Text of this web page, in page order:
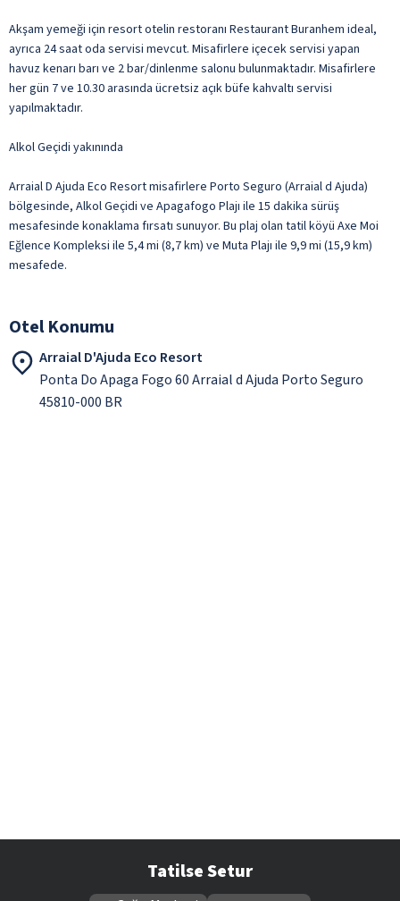
Akşam yemeği için resort otelin restoranı Restaurant Buranhem ideal,
ayrıca 24 saat oda servisi mevcut. Misafirlere içecek servisi yapan
havuz kenarı barı ve 2 bar/dinlenme salonu bulunmaktadır. Misafirlere
her gün 7 ve 10.30 arasında ücretsiz açık büfe kahvaltı servisi
yapılmaktadır.
Alkol Geçidi yakınında
Arraial D Ajuda Eco Resort misafirlere Porto Seguro (Arraial d Ajuda)
bölgesinde, Alkol Geçidi ve Apagafogo Plajı ile 15 dakika sürüş
mesafesinde konaklama fırsatı sunuyor. Bu plaj olan tatil köyü Axe Moi
Eğlence Kompleksi ile 5,4 mi (8,7 km) ve Muta Plajı ile 9,9 mi (15,9 km)
mesafede.
Otel Konumu
Arraial D'Ajuda Eco Resort
Ponta Do Apaga Fogo 60 Arraial d Ajuda Porto Seguro
45810-000 BR
Tatilse Setur